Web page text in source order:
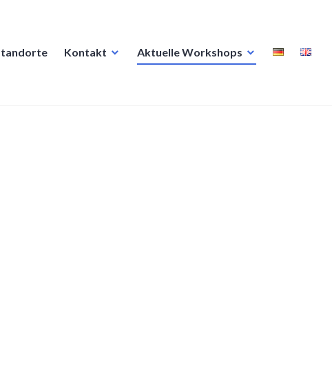
Kontakt Aktuelle Workshops